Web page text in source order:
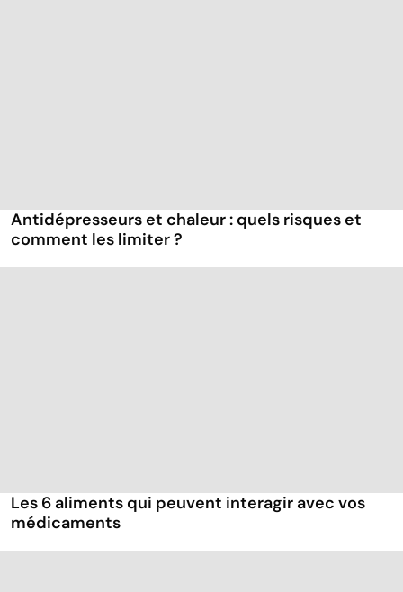
Antidépresseurs et chaleur : quels risques et
comment les limiter ?
Les 6 aliments qui peuvent interagir avec vos
médicaments